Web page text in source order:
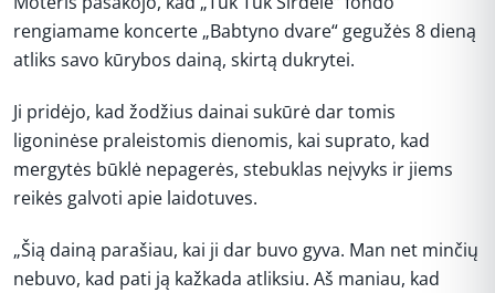
rengiamame koncerte „Babtyno dvare“ gegužės 8 dieną
atliks savo kūrybos dainą, skirtą dukrytei.
Ji pridėjo, kad žodžius dainai sukūrė dar tomis
ligoninėse praleistomis dienomis, kai suprato, kad
mergytės būklė nepagerės, stebuklas neįvyks ir jiems
reikės galvoti apie laidotuves.
„Šią dainą parašiau, kai ji dar buvo gyva. Man net minčių
nebuvo, kad pati ją kažkada atliksiu. Aš maniau, kad